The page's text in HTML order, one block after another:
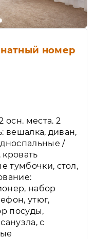
номер
осн. места. 2
вешалка, диван,
/
тумбочки, стол,
набор
утюг,
посуды,
с